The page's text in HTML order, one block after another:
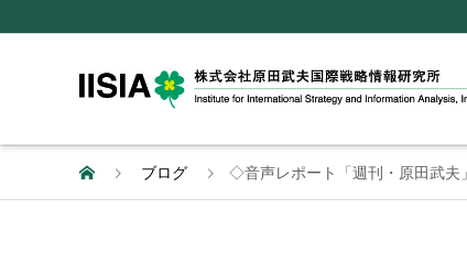
ブログ ◇音声レポート「週刊・原田武